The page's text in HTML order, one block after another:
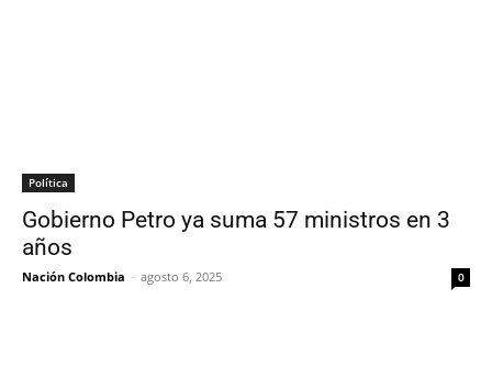
Política
Gobierno Petro ya suma 57 ministros en 3
años
Nación Colombia - agosto 6, 2025 0